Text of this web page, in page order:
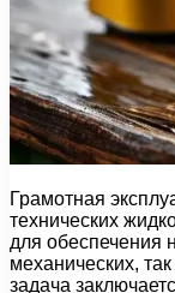
Грамотная
технических
для обеспечения
механических,
задача